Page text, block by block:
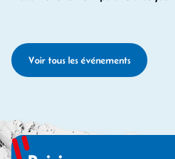
Voir tous les événements